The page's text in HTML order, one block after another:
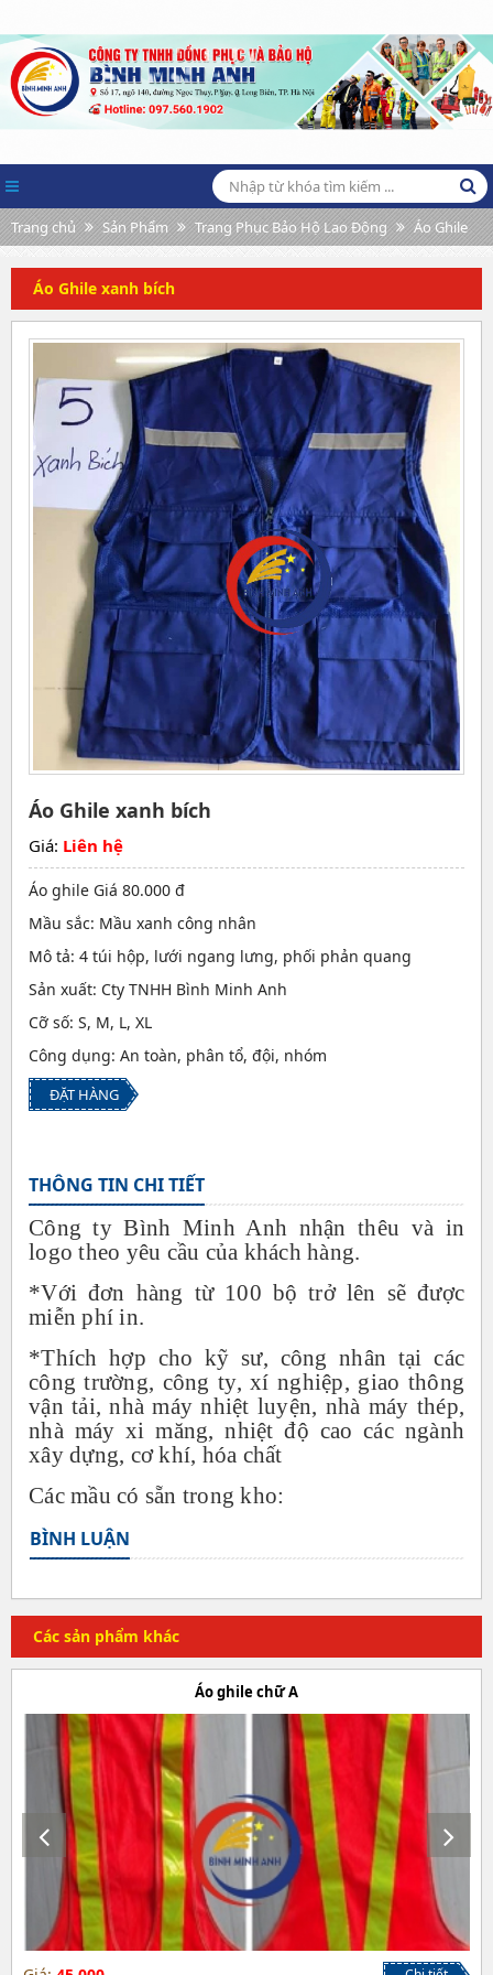
Trang chủ Sản Phẩm Trang Phục Bảo Hộ Lao Động Áo Ghile
Áo Ghile xanh bích
Áo Ghile xanh bích
Giá: Liên hệ
Áo ghile Giá 80.000 đ
Mầu sắc: Mầu xanh công nhân
Mô tả: 4 túi hộp, lưới ngang lưng, phối phản quang
Sản xuất: Cty TNHH Bình Minh Anh
Cỡ số: S, M, L, XL
Công dụng: An toàn, phân tổ, đội, nhóm
ĐẶT HÀNG
THÔNG TIN CHI TIẾT
Công ty Bình Minh Anh nhận thêu và in
logo theo yêu cầu của khách hàng.
*Với đơn hàng từ 100 bộ trở lên sẽ được
miễn phí in.
*Thích hợp cho kỹ sư, công nhân tại các
công trường, công ty, xí nghiệp, giao thông
vận tải, nhà máy nhiệt luyện, nhà máy thép,
nhà máy xi măng, nhiệt độ cao các ngành
xây dựng, cơ khí, hóa chất
Các mầu có sẵn trong kho:
BÌNH LUẬN
Các sản phẩm khác
Áo ghile chữ A